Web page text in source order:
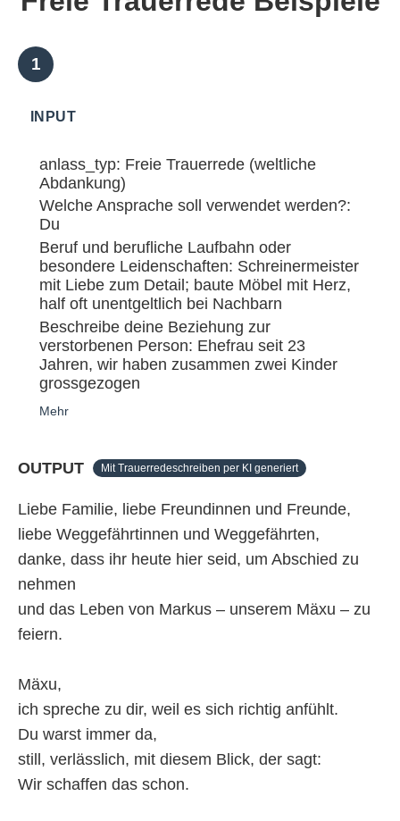
INPUT
anlass_typ: Freie Trauerrede (weltliche
Abdankung)
Welche Ansprache soll verwendet werden?:
Du
Beruf und berufliche Laufbahn oder
besondere Leidenschaften: Schreinermeister
mit Liebe zum Detail; baute Möbel mit Herz,
half oft unentgeltlich bei Nachbarn
Beschreibe deine Beziehung zur
verstorbenen Person: Ehefrau seit 23
Jahren, wir haben zusammen zwei Kinder
grossgezogen
Mehr
OUTPUT Mit Trauerredeschreiben per KI generiert
Liebe Familie, liebe Freundinnen und Freunde,
liebe Weggefährtinnen und Weggefährten,
danke, dass ihr heute hier seid, um Abschied zu
nehmen
und das Leben von Markus – unserem Mäxu – zu
feiern.
Mäxu,
ich spreche zu dir, weil es sich richtig anfühlt.
Du warst immer da,
still, verlässlich, mit diesem Blick, der sagt:
Wir schaffen das schon.